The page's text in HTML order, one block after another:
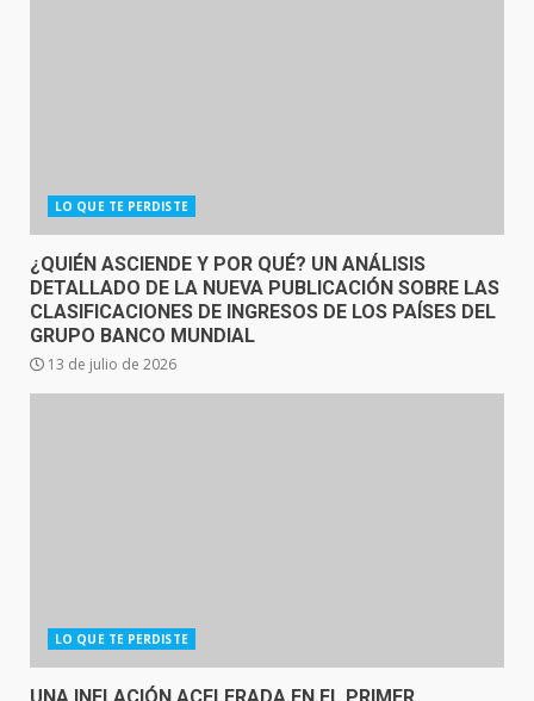
LO QUE TE PERDISTE
¿QUIÉN ASCIENDE Y POR QUÉ? UN ANÁLISIS
DETALLADO DE LA NUEVA PUBLICACIÓN SOBRE LAS
CLASIFICACIONES DE INGRESOS DE LOS PAÍSES DEL
GRUPO BANCO MUNDIAL
13 de julio de 2026
LO QUE TE PERDISTE
UNA INFLACIÓN ACELERADA EN EL PRIMER